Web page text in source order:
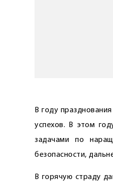
В году
успехов. В этом
задачами по
безопасности,
В горячую страду